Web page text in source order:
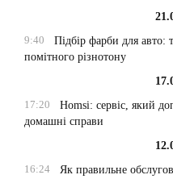
9:40
Підбір фарби для авто:
помітного різнотону
17:20
Homsi: сервіс, який
домашні справи
16:24
Як правильне